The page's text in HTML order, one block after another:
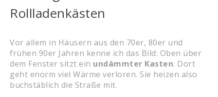
Rollladenkästen
Vor allem in Häusern aus den 70er, 80er und
frühen 90er Jahren kenne ich das Bild: Oben über
dem Fenster sitzt ein undämmter Kasten. Dort
geht enorm viel Wärme verloren. Sie heizen also
buchstäblich die Straße mit.